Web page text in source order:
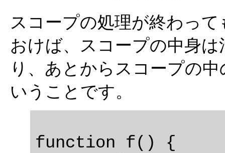
スコープの処理が終わっ
おけば、スコープの中身
り、あとからスコープの
いうことです。
function f() {